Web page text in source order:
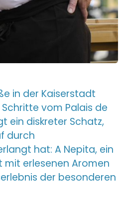
in der Kaiserstadt
vom Palais de
ein diskreter Schatz,
durch
hat: A Nepita, ein
mit erlesenen Aromen
der besonderen